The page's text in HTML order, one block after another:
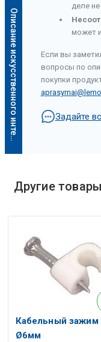
О
п
и
с
а
н
и
е
и
с
к
у
с
с
т
в
е
н
н
о
г
о
и
н
т
е
л
л
е
к
т
а
Описание искусственного интеллекта
деле
может
Если вы
вопросы по
покупки
Задайте
Другие
Кабельный зажим
Ø6мм